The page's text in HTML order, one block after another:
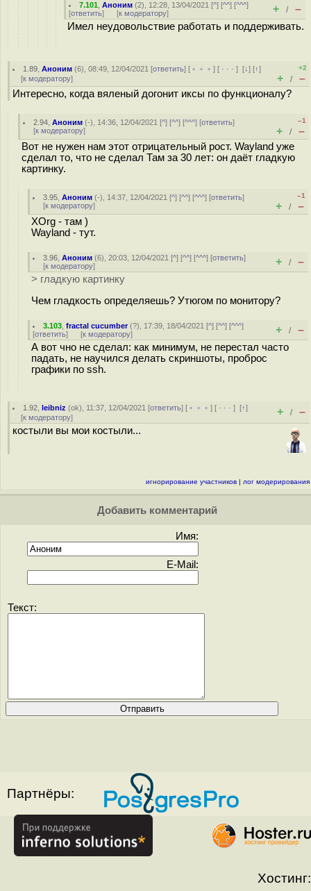
7.101 ,Аноним (2), 12:28, 13/04/2021 [^] [^^] [^^^]
[ответить] [к модератору] + / –
Имел неудовольствие работать и поддерживать.
1.89 ,Аноним (6), 08:49, 12/04/2021 [ответить] [ ﹢﹢﹢] [ · · ·][↓] [↑]
[к модератору]
+2
+ / –
Интересно, когда вяленый догонит иксы по функционалу?
2.94 ,Аноним (-), 14:36, 12/04/2021 [^] [^^] [^^^] [ответить]
[к модератору]
–1
+ / –
Вот не нужен нам этот отрицательный рост. Wayland уже
сделал то, что не сделал Там за 30 лет: он даёт гладкую
картинку.
3.95 ,Аноним (-), 14:37, 12/04/2021 [^] [^^] [^^^] [ответить]
[к модератору]
–1
+ / –
XOrg - там )
Wayland - тут.
3.96 ,Аноним (6), 20:03, 12/04/2021 [^] [^^] [^^^] [ответить]
[к модератору] + / –
> гладкую картинку
Чем гладкость определяешь? Утюгом по монитору?
3.103 ,fractal cucumber(?), 17:39, 18/04/2021 [^] [^^] [^^^]
[ответить] [к модератору] + / –
А вот чно не сделал: как минимум, не перестал часто
падать, не научился делать скриншоты, проброс
графики по ssh.
1.92 ,leibniz (ok), 11:37, 12/04/2021 [ответить] [ ﹢﹢﹢] [ · · ·][↑]
[к модератору] + / –
костыли вы мои костыли...
игнорирование участников | лог модерирования
Добавить комментарий
Имя:
E-Mail:
Текст:
Партнёры:
Хостинг: